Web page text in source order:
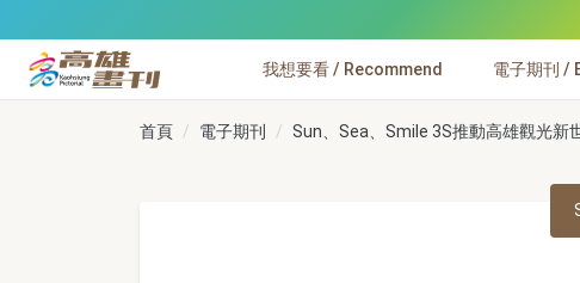
高雄畫刊
我想要看 / Recommend 電子期刊 /
首頁 電子期刊 Sun、Sea、Smile 3S推動高雄觀光新